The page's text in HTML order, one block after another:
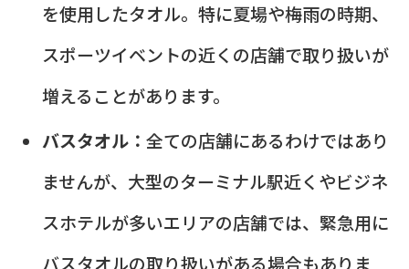
を使用したタオル。特に夏場や梅雨の時期、
スポーツイベントの近くの店舗で取り扱いが
増えることがあります。
バスタオル： 全ての店舗にあるわけではあり
ませんが、大型のターミナル駅近くやビジネ
スホテルが多いエリアの店舗では、緊急用に
バスタオルの取り扱いがある場合もありま